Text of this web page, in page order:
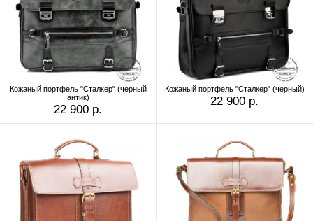
Кожаный портфель "Сталкер" (черный
антик)
22 900 р.
Кожаный портфель "Сталкер" (черный)
22 900 р.